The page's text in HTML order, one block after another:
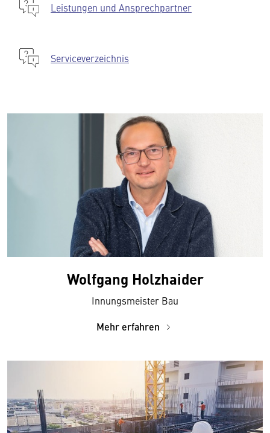
Leistungen und Ansprechpartner
Serviceverzeichnis
Wolfgang Holzhaider
Innungsmeister Bau
Mehr erfahren